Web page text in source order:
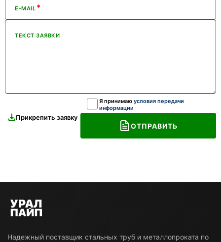
E-MAIL *
ТЕКСТ ЗАЯВКИ
Прикрепить заявку
Я принимаю условия передачи
информации
ОТПРАВИТЬ
Надежный поставщик стальных труб и металлопроката по